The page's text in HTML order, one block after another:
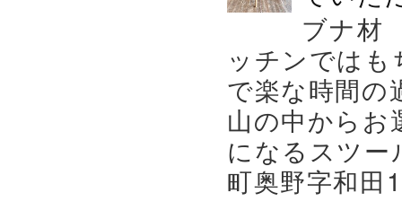
ブナ材
ッチンでは
で楽な時間の
山の中から
になるスツー
町奥野字和